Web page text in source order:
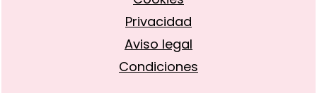
Privacidad
Aviso legal
Condiciones